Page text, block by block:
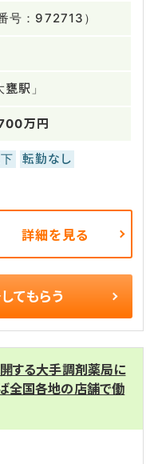
号：972713）
駅」
万円
転勤なし
詳細を見る
てもらう
する大手調剤薬局に
全国各地の店舗で働